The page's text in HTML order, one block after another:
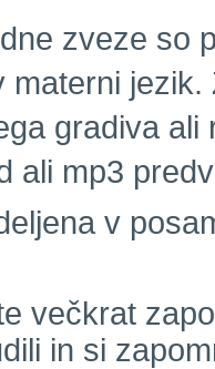
zveze so
materni
gradiva
ali mp3
v
večkrat
in si